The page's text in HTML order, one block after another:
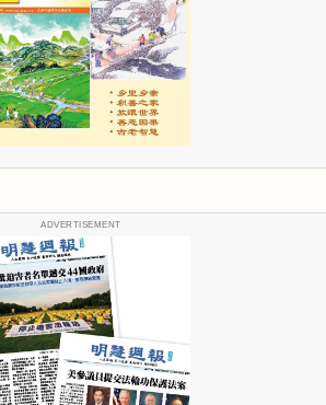
ADVERTISEMENT